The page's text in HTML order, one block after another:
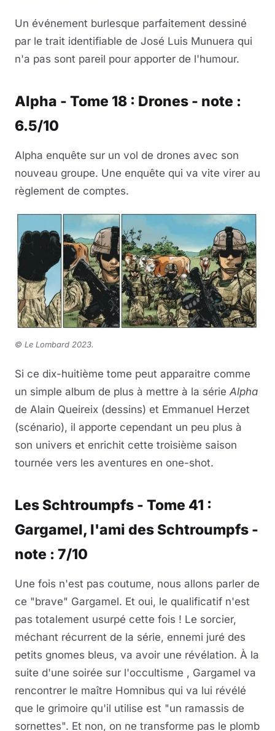
Un événement burlesque parfaitement dessiné
par le trait identifiable de José Luis Munuera qui
n'a pas sont pareil pour apporter de l'humour.
Alpha - Tome 18 : Drones - note :
6.5/10
Alpha enquête sur un vol de drones avec son
nouveau groupe. Une enquête qui va vite virer au
règlement de comptes.
© Le Lombard 2023.
Si ce dix-huitième tome peut apparaitre comme
un simple album de plus à mettre à la série Alpha
de Alain Queireix (dessins) et Emmanuel Herzet
(scénario), il apporte cependant un peu plus à
son univers et enrichit cette troisième saison
tournée vers les aventures en one-shot.
Les Schtroumpfs - Tome 41 :
Gargamel, l'ami des Schtroumpfs -
note : 7/10
Une fois n'est pas coutume, nous allons parler de
ce "brave" Gargamel. Et oui, le qualificatif n'est
pas totalement usurpé cette fois ! Le sorcier,
méchant récurrent de la série, ennemi juré des
petits gnomes bleus, va avoir une révélation. À la
suite d'une soirée sur l'occultisme , Gargamel va
rencontrer le maître Homnibus qui va lui révélé
que le grimoire qu'il utilise est "un ramassis de
sornettes". Et non, on ne transforme pas le plomb